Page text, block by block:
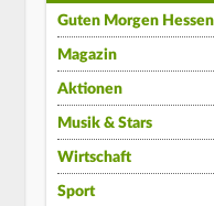
Guten Morgen Hessen
Magazin
Aktionen
Musik & Stars
Wirtschaft
Sport